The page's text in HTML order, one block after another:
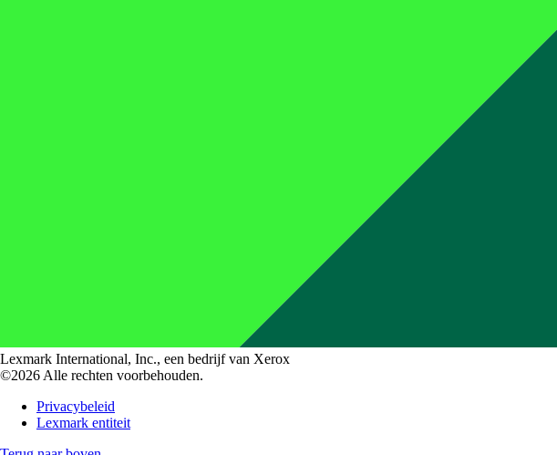
Lexmark International, Inc., een bedrijf van Xerox
©2026 Alle rechten voorbehouden.
Privacybeleid
Lexmark entiteit